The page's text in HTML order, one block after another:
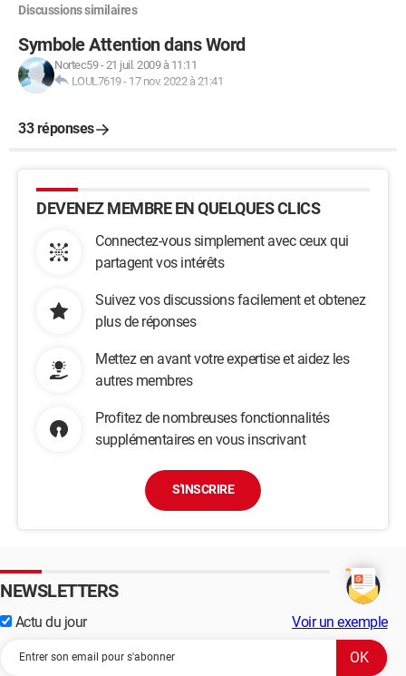
Discussions similaires
Symbole Attention dans Word
Nortec59-21 juil. 2009 à 11:11
LOUL7619- 17 nov. 2022 à 21:41
33 réponses
DEVENEZ MEMBRE EN QUELQUES CLICS
Connectez-vous simplement avec ceux qui
partagent vos intérêts
Suivez vos discussions facilement et obtenez
plus de réponses
Mettez en avant votre expertise et aidez les
autres membres
Profitez de nombreuses fonctionnalités
supplémentaires en vous inscrivant
S'INSCRIRE
NEWSLETTERS
Actu du jour Voir un exemple